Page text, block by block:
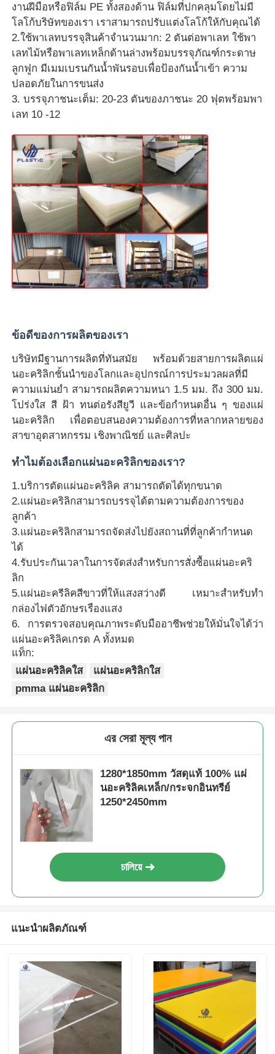
งานฝีมือหรือฟิล์ม PE ทั้งสองด้าน ฟิล์มที่ปกคลุมโดยไม่มี
โลโก้บริษัทของเรา เราสามารถปรับแต่งโลโก้ให้กับคุณได้
2.ใช้พาเลทบรรจุสินค้าจำนวนมาก: 2 ตันต่อพาเลท ใช้พา
เลทไม้หรือพาเลทเหล็กด้านล่างพร้อมบรรจุภัณฑ์กระดาษ
ลูกฟูก มีเมมเบรนกันน้ำพันรอบเพื่อป้องกันน้ำเข้า ความ
ปลอดภัยในการขนส่ง
3. บรรจุภาชนะเต็ม: 20-23 ตันของภาชนะ 20 ฟุตพร้อมพา
เลท 10 -12
ข้อดีของการผลิตของเรา
บริษัทมีฐานการผลิตที่ทันสมัย ​​พร้อมด้วยสายการผลิตแผ่
นอะคริลิกชั้นนำของโลกและอุปกรณ์การประมวลผลที่มี
ความแม่นยำ สามารถผลิตความหนา 1.5 มม. ถึง 300 มม.
โปร่งใส สี ฝ้า ทนต่อรังสียูวี และข้อกำหนดอื่น ๆ ของแผ่
นอะคริลิก เพื่อตอบสนองความต้องการที่หลากหลายของ
สาขาอุตสาหกรรม เชิงพาณิชย์ และศิลปะ
ทำไมต้องเลือกแผ่นอะคริลิกของเรา?
1.บริการตัดแผ่นอะคริลิค สามารถตัดได้ทุกขนาด
2.แผ่นอะคริลิกสามารถบรรจุได้ตามความต้องการของ
ลูกค้า
3.แผ่นอะคริลิกสามารถจัดส่งไปยังสถานที่ที่ลูกค้ากำหนด
ได้
4.รับประกันเวลาในการจัดส่งสำหรับการสั่งซื้อแผ่นอะคริ
ลิก
5.แผ่นอะครีลิคสีขาวที่ให้แสงสว่างดี เหมาะสำหรับทำ
กล่องไฟตัวอักษรเรืองแสง
6. การตรวจสอบคุณภาพระดับมืออาชีพช่วยให้มั่นใจได้ว่า
แผ่นอะคริลิคเกรด A ทั้งหมด
แท็ก:
แผ่นอะคริลิคใส
แผ่นอะคริลิกใส
pmma แผ่นอะคริลิก
এর সেরা মূল্য পান
1280*1850mm วัสดุแท้ 100% แผ่
นอะคริลิคเหล็ก/กระจกอินทรีย์
1250*2450mm
চালিয়ে
แนะนำผลิตภัณฑ์